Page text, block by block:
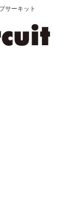
サーキット